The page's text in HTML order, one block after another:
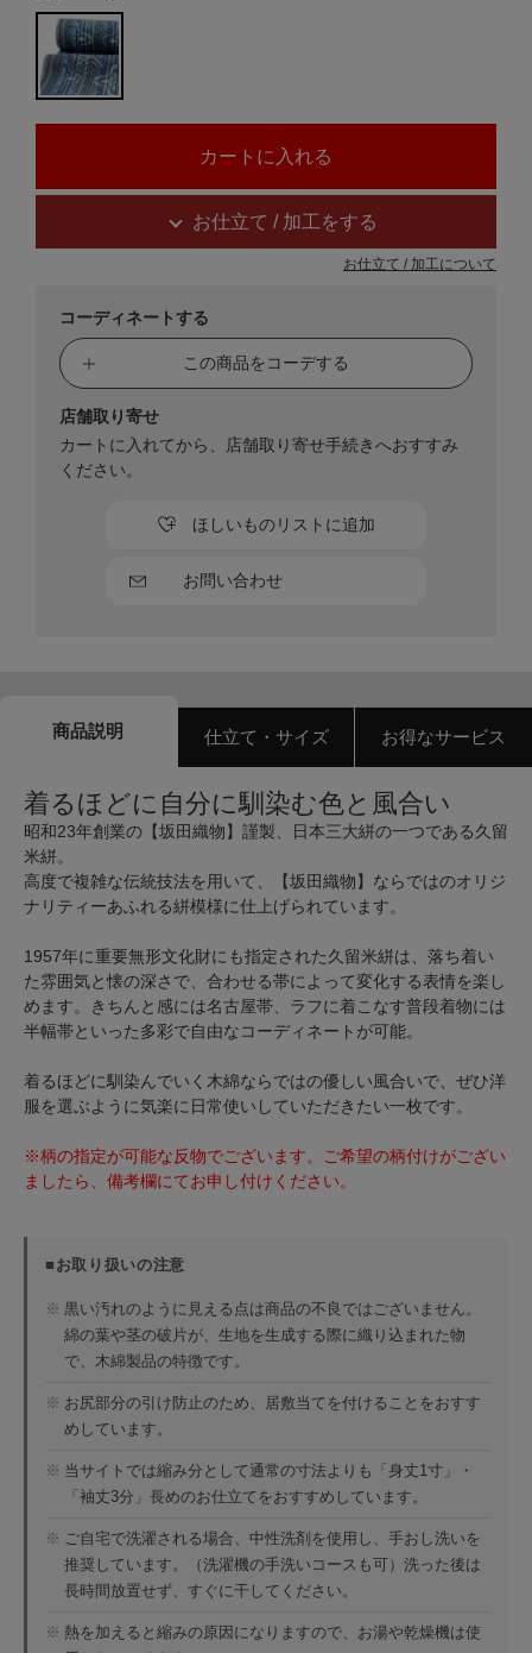
お仕立て / 加工をする
お仕立て / 加工について
コーディネートする
この商品をコーデする
お問い合わせ
ほしいものリストに追加
店舗取り寄せ
カートに入れてから、店舗取り寄せ手続きへおすすみ
ください。
商品説明 仕立て・サイズ お得なサービス
着るほどに自分に馴染む色と風合い
昭和23年創業の【坂田織物】謹製、日本三大絣の一つである久留
米絣。
高度で複雑な伝統技法を用いて、【坂田織物】ならではのオリジ
ナリティーあふれる絣模様に仕上げられています。
1957年に重要無形文化財にも指定された久留米絣は、落ち着い
た雰囲気と懐の深さで、合わせる帯によって変化する表情を楽し
めます。きちんと感には名古屋帯、ラフに着こなす普段着物には
半幅帯といった多彩で自由なコーディネートが可能。
着るほどに馴染んでいく木綿ならではの優しい風合いで、ぜひ洋
服を選ぶように気楽に日常使いしていただきたい一枚です。
※柄の指定が可能な反物でございます。ご希望の柄付けがござい
ましたら、備考欄にてお申し付けください。
■お取り扱いの注意
※ 黒い汚れのように見える点は商品の不良ではございません。
綿の葉や茎の破片が、生地を生成する際に織り込まれた物
で、木綿製品の特徴です。
※ お尻部分の引け防止のため、居敷当てを付けることをおすす
めしています。
※ 当サイトでは縮み分として通常の寸法よりも「身丈1寸」・
「袖丈3分」長めのお仕立てをおすすめしています。
※ ご自宅で洗濯される場合、中性洗剤を使用し、手おし洗いを
推奨しています。（洗濯機の手洗いコースも可）洗った後は
長時間放置せず、すぐに干してください。
※ 熱を加えると縮みの原因になりますので、お湯や乾燥機は使